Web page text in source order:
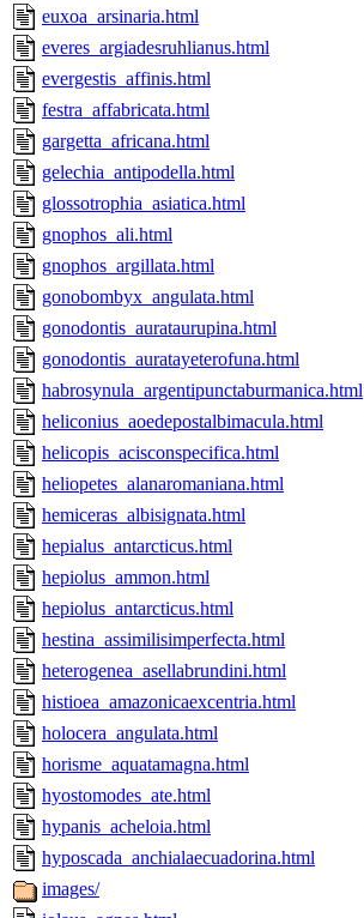
euxoa_arsinaria.html
everes_argiadesruhlianus.html
evergestis_affinis.html
festra_affabricata.html
gargetta_africana.html
gelechia_antipodella.html
glossotrophia_asiatica.html
gnophos_ali.html
gnophos_argillata.html
gonobombyx_angulata.html
gonodontis_aurataurupina.html
gonodontis_auratayeterofuna.html
habrosynula_argentipunctaburmanica.html
heliconius_aoedepostalbimacula.html
helicopis_acisconspecifica.html
heliopetes_alanaromaniana.html
hemiceras_albisignata.html
hepialus_antarcticus.html
hepiolus_ammon.html
hepiolus_antarcticus.html
hestina_assimilisimperfecta.html
heterogenea_asellabrundini.html
histioea_amazonicaexcentria.html
holocera_angulata.html
horisme_aquatamagna.html
hyostomodes_ate.html
hypanis_acheloia.html
hyposcada_anchialaecuadorina.html
images/